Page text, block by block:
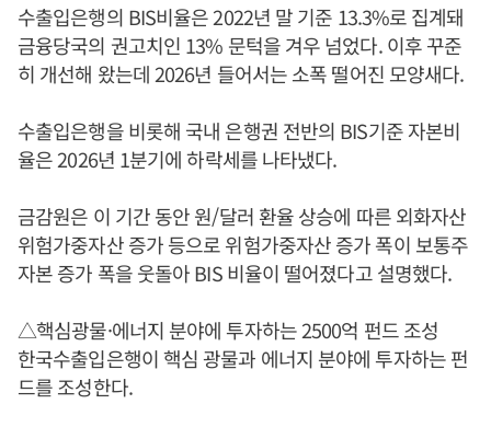
수출입은행의 BIS비율은 2022년 말 기준 13.3%로 집계돼
금융당국의 권고치인 13% 문턱을 겨우 넘었다. 이후 꾸준
히 개선해 왔는데 2026년 들어서는 소폭 떨어진 모양새다.
수출입은행을 비롯해 국내 은행권 전반의 BIS기준 자본비
율은 2026년 1분기에 하락세를 나타냈다.
금감원은 이 기간 동안 원/달러 환율 상승에 따른 외화자산
위험가중자산 증가 등으로 위험가중자산 증가 폭이 보통주
자본 증가 폭을 웃돌아 BIS 비율이 떨어졌다고 설명했다.
△핵심광물·에너지 분야에 투자하는 2500억 펀드 조성
한국수출입은행이 핵심 광물과 에너지 분야에 투자하는 펀
드를 조성한다.